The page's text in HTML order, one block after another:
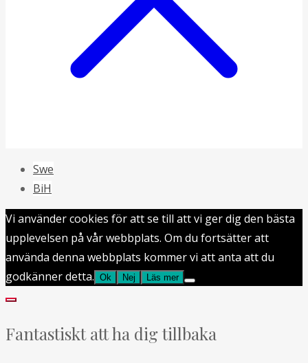
Swe
BiH
Vi använder cookies för att se till att vi ger dig den bästa
upplevelsen på vår webbplats. Om du fortsätter att
använda denna webbplats kommer vi att anta att du
godkänner detta. Ok Nej Läs mer
Fantastiskt att ha dig tillbaka